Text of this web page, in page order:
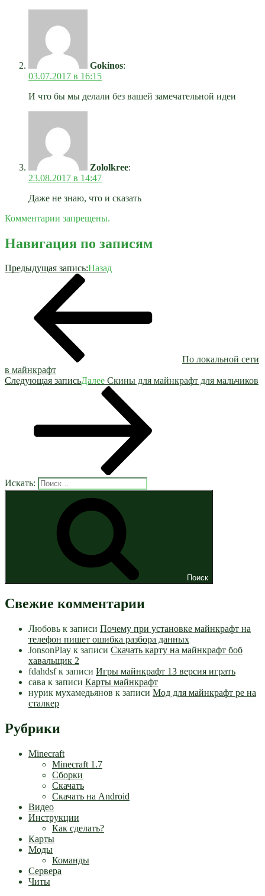
Gokinos:
03.07.2017 в 16:15
И что бы мы делали без вашей замечательной идеи
Zololkree:
23.08.2017 в 14:47
Даже не знаю, что и сказать
Комментарии запрещены.
Навигация по записям
Предыдущая запись:Назад
По локальной сети
в майнкрафт
Следующая записьДалее Скины для майнкрафт для мальчиков
Искать:
Поиск
Свежие комментарии
Любовь к записи Почему при установке майнкрафт на
телефон пишет ошибка разбора данных
JonsonPlay к записи Скачать карту на майнкрафт боб
хавальщик 2
fdahdsfк записи Игры майнкрафт 13 версия играть
сава к записи Карты майнкрафт
нурик мухамедьянов к записи Мод для майнкрафт pe на
сталкер
Рубрики
Minecraft
Minecraft 1.7
Сборки
Скачать
Скачать на Android
Видео
Инструкции
Как сделать?
Карты
Моды
Команды
Сервера
Читы